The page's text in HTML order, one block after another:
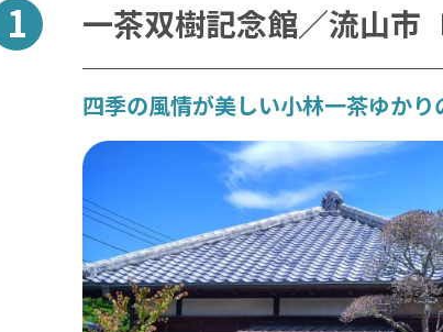
一茶双樹記念館／流山市
四季の風情が美しい小林一茶ゆかり